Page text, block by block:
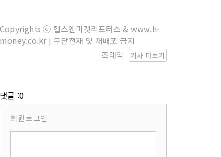
Copyrights ⓒ 헬스앤마켓리포터스 & www.h-
money.co.kr | 무단전재 및 재배포 금지
기사 더보기
조태익
댓글 :0
회원로그인